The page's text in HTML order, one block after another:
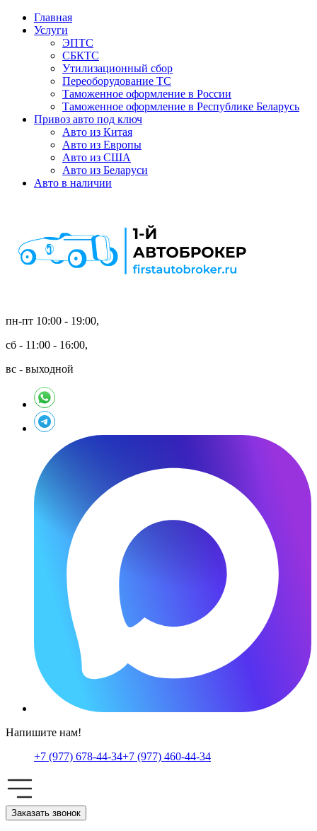
Главная
Услуги
ЭПТС
СБКТС
Утилизационный сбор
Переоборудование ТС
Таможенное оформление в России
Таможенное оформление в Республике Беларусь
Привоз авто под ключ
Авто из Китая
Авто из Европы
Авто из США
Авто из Беларуси
Авто в наличии
пн-пт 10:00 - 19:00,
сб - 11:00 - 16:00,
вс - выходной
Напишите нам!
+7 (977) 678-44-34+7 (977) 460-44-34
Заказать звонок